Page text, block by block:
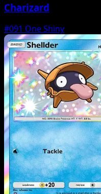
Charizard
#091 One Shiny